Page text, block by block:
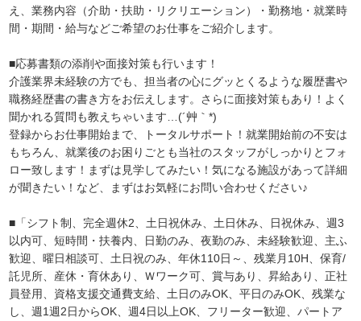
え、業務内容（介助・扶助・リクリエーション）・勤務地・就業時
間・期間・給与などご希望のお仕事をご紹介します。
■応募書類の添削や面接対策も行います！
介護業界未経験の方でも、担当者の心にグッとくるような履歴書や
職務経歴書の書き方をお伝えします。さらに面接対策もあり！よく
聞かれる質問も教えちゃいます…(´艸｀*)
登録からお仕事開始まで、トータルサポート！就業開始前の不安は
もちろん、就業後のお困りごとも当社のスタッフがしっかりとフォ
ロー致します！まずは見学してみたい！気になる施設があって詳細
が聞きたい！など、まずはお気軽にお問い合わせください♪
■「シフト制、完全週休2、土日祝休み、土日休み、日祝休み、週3
以内可、短時間・扶養内、日勤のみ、夜勤のみ、未経験歓迎、主ふ
歓迎、曜日相談可、土日祝のみ、年休110日～、残業月10H、保育/
託児所、産休・育休あり、Ｗワーク可、賞与あり、昇給あり、正社
員登用、資格支援交通費支給、土日のみOK、平日のみOK、残業な
し、週1週2日からOK、週4日以上OK、フリーター歓迎、パートア